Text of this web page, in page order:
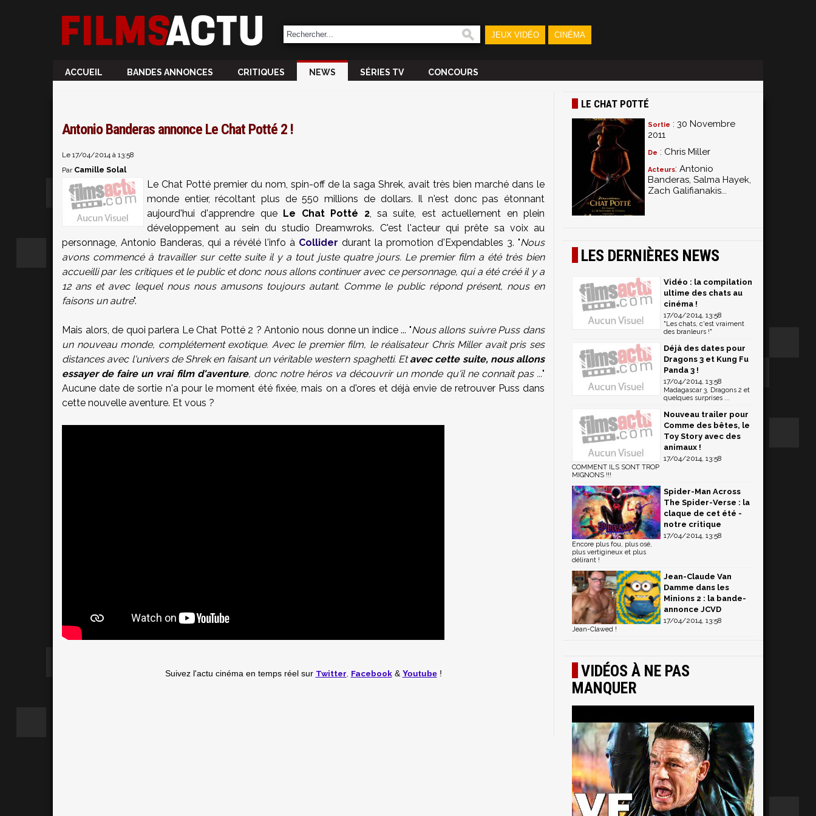
JEUX VIDÉO CINÉMA
ACCUEIL BANDES ANNONCES CRITIQUES NEWS SÉRIES TV CONCOURS
Antonio Banderas annonce Le Chat Potté 2 !
Le 17/04/2014 à 13:58
Par Camille Solal
Le Chat Potté premier du nom, spin-off de la saga Shrek, avait très bien marché dans le
monde entier, récoltant plus de 550 millions de dollars. Il n'est donc pas étonnant
aujourd'hui d'apprendre que Le Chat Potté 2, sa suite, est actuellement en plein
développement au sein du studio Dreamwroks. C'est l'acteur qui prête sa voix au
personnage, Antonio Banderas, qui a révélé l'info à Collider durant la promotion d'Expendables 3. "Nous
avons commencé à travailler sur cette suite il y a tout juste quatre jours. Le premier film a été très bien
accueilli par les critiques et le public et donc nous allons continuer avec ce personnage, qui a été créé il y a
12 ans et avec lequel nous nous amusons toujours autant. Comme le public répond présent, nous en
faisons un autre".
Mais alors, de quoi parlera Le Chat Potté 2 ? Antonio nous donne un indice ... "Nous allons suivre Puss dans
un nouveau monde, complétement exotique. Avec le premier film, le réalisateur Chris Miller avait pris ses
distances avec l'univers de Shrek en faisant un véritable western spaghetti. Etavec cette suite, nous allons
essayer de faire un vrai film d'aventure, donc notre héros va découvrir un monde qu'il ne connait pas ..."
Aucune date de sortie n'a pour le moment été fixée, mais on a d'ores et déjà envie de retrouver Puss dans
cette nouvelle aventure. Et vous ?
Suivez l'actu cinéma en temps réel sur Twitter Facebook& Youtube!
LE CHAT POTTÉ
Sortie : 30 Novembre
2011
De : Chris Miller
Acteurs: Antonio
Banderas, Salma Hayek,
Zach Galifianakis...
LES DERNIÈRES NEWS
Vidéo : la compilation
ultime des chats au
cinéma !
17/04/2014, 13:58
"Les chats, c'est vraiment
des branleurs !"
Déjà des dates pour
Dragons 3 et Kung Fu
Panda 3 !
17/04/2014, 13:58
Madagascar 3, Dragons 2 et
quelques surprises ...
Nouveau trailer pour
Comme des bêtes, le
Toy Story avec des
animaux !
17/04/2014, 13:58
COMMENT ILS SONT TROP
MIGNONS !!!
Spider-Man Across
The Spider-Verse : la
claque de cet été -
notre critique
17/04/2014, 13:58
Encore plus fou, plus osé,
plus vertigineux et plus
délirant !
Jean-Claude Van
Damme dans les
Minions 2 : la bande-
annonce JCVD
17/04/2014, 13:58
Jean-Clawed !
VIDÉOS À NE PAS
MANQUER